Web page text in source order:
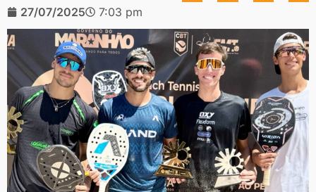
27/07/2025 7:03 pm